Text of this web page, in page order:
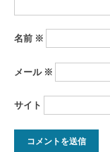
名前 ※
メール ※
サイト